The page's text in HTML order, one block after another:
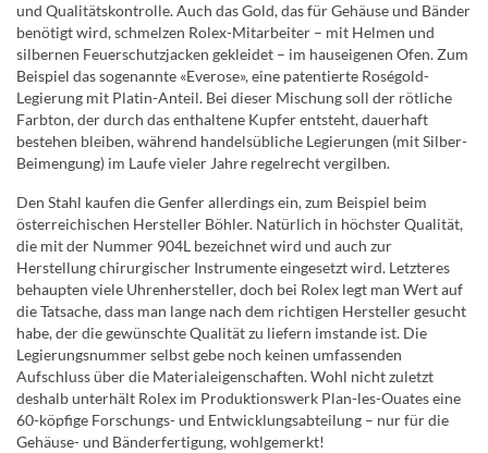
und Qualitätskontrolle. Auch das Gold, das für Gehäuse und Bänder
benötigt wird, schmelzen Rolex-Mitarbeiter – mit Helmen und
silbernen Feuerschutzjacken gekleidet – im hauseigenen Ofen. Zum
Beispiel das sogenannte «Everose», eine patentierte Roségold-
Legierung mit Platin-Anteil. Bei dieser Mischung soll der rötliche
Farbton, der durch das enthaltene Kupfer entsteht, dauerhaft
bestehen bleiben, während handelsübliche Legierungen (mit Silber-
Beimengung) im Laufe vieler Jahre regelrecht vergilben.
Den Stahl kaufen die Genfer allerdings ein, zum Beispiel beim
österreichischen Hersteller Böhler. Natürlich in höchster Qualität,
die mit der Nummer 904L bezeichnet wird und auch zur
Herstellung chirurgischer Instrumente eingesetzt wird. Letzteres
behaupten viele Uhrenhersteller, doch bei Rolex legt man Wert auf
die Tatsache, dass man lange nach dem richtigen Hersteller gesucht
habe, der die gewünschte Qualität zu liefern imstande ist. Die
Legierungsnummer selbst gebe noch keinen umfassenden
Aufschluss über die Materialeigenschaften. Wohl nicht zuletzt
deshalb unterhält Rolex im Produktionswerk Plan-les-Ouates eine
60-köpfige Forschungs- und Entwicklungsabteilung – nur für die
Gehäuse- und Bänderfertigung, wohlgemerkt!